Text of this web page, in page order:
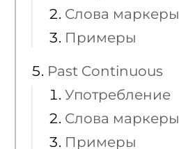
Слова маркеры
Примеры
Past Continuous
Употребление
Слова маркеры
Примеры